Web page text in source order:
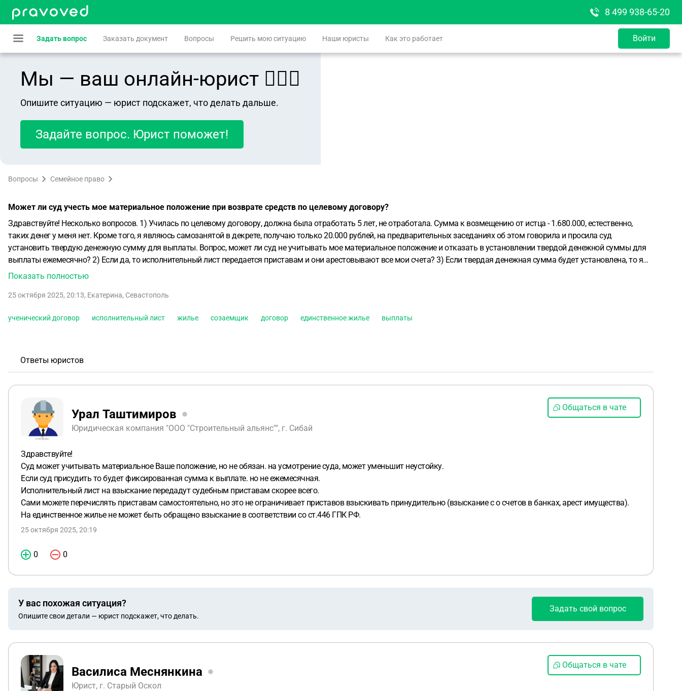
8 499 938-65-20
Задать вопрос Заказать документ Вопросы Решить мою ситуацию Наши юристы Как это работает Войти
Мы — ваш онлайн-юрист 👨🏻‍⚖️
Опишите ситуацию — юрист подскажет, что делать дальше.
Задайте вопрос. Юрист поможет!
Вопросы Семейное право
Может ли суд учесть мое материальное положение при возврате средств по целевому договору?
Здравствуйте! Несколько вопросов. 1) Училась по целевому договору, должна была отработать 5 лет, не отработала. Сумма к возмещению от истца - 1.680.000, естественно,
таких денег у меня нет. Кроме того, я являюсь самозанятой в декрете, получаю только 20.000 рублей, на предварительных заседаниях об этом говорила и просила суд
установить твердую денежную сумму для выплаты. Вопрос, может ли суд не учитывать мое материальное положение и отказать в установлении твердой денежной суммы для
выплаты ежемесячно? 2) Если да, то исполнительный лист передается приставам и они арестовывают все мои счета? 3) Если твердая денежная сумма будет установлена, то я
буду самостоятельно перечислять деньги? или их также через исполнительный лист будут снимать? 4) У меня есть только единственное жилье 1/2 доля, более ничего нет. Супруг
заключен до брака. Собственником квартиры будет только он, я не созаемщик. Заранее спасибр.
Показать полностью
25 октября 2025, 20:13, Екатерина, Севастополь
ученический договор исполнительный лист жилье созаемщик договор единственное жилье выплаты
Ответы юристов
Урал Таштимиров
Юридическая компания "ООО "Строительный альянс"", г. Сибай
Общаться в чате
Здравствуйте!
Суд может учитывать материальное Ваше положение, но не обязан. на усмотрение суда, может уменьшит неустойку.
Если суд присудить то будет фиксированная сумма к выплате. но не ежемесячная.
Исполнительный лист на взыскание передадут судебным приставам скорее всего.
Сами можете перечислять приставам самостоятельно, но это не ограничивает приставов взыскивать принудительно (взыскание с о счетов в банках, арест имущества).
На единственное жилье не может быть обращено взыскание в соответствии со ст.446 ГПК РФ.
25 октября 2025, 20:19
0 0
У вас похожая ситуация?
Опишите свои детали — юрист подскажет, что делать.
Задать свой вопрос
Василиса Меснянкина
Юрист, г. Старый Оскол
Общаться в чате